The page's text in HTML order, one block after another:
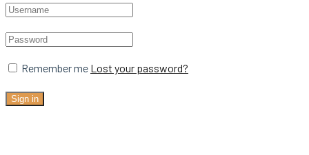
Remember me Lost your password?
Sign in